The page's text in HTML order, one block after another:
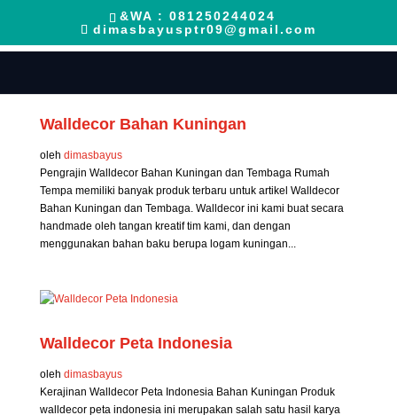
&WA : 081250244024
dimasbayusptr09@gmail.com
Walldecor Bahan Kuningan
oleh dimasbayus
Pengrajin Walldecor Bahan Kuningan dan Tembaga Rumah
Tempa memiliki banyak produk terbaru untuk artikel Walldecor
Bahan Kuningan dan Tembaga. Walldecor ini kami buat secara
handmade oleh tangan kreatif tim kami, dan dengan
menggunakan bahan baku berupa logam kuningan...
Walldecor Peta Indonesia
oleh dimasbayus
Kerajinan Walldecor Peta Indonesia Bahan Kuningan Produk
walldecor peta indonesia ini merupakan salah satu hasil karya